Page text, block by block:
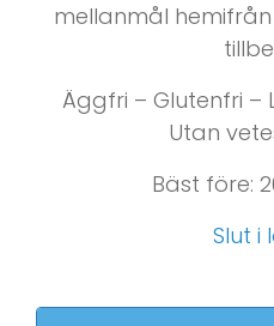
mellanmål
Äggfri – Glutenfri –
Utan
Bäst före:
Slut i